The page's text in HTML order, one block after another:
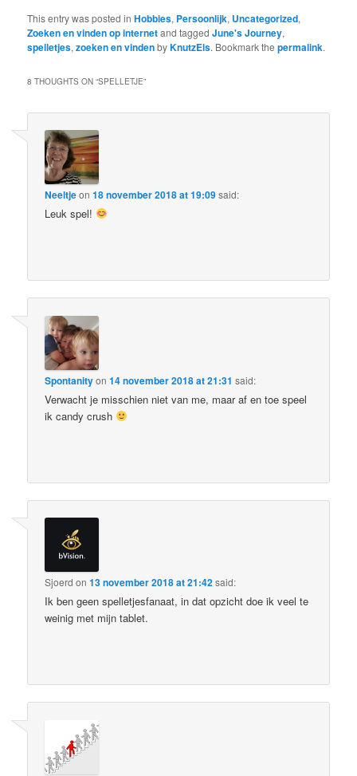
This entry was posted inHobbies, Persoonlijk, Uncategorized,
Zoeken en vinden op internetand taggedJune's Journey,
spelletjes,zoeken en vindenbyKnutzEls. Bookmark thepermalink.
8 THOUGHTS ON “SPELLETJE”
Neeltjeon18 november 2018 at 19:09said:
Leuk spel!
Spontanityon14 november 2018 at 21:31 said:
Verwacht je misschien niet van me, maar af en toe speel
ik candy crush
Sjoerd on13 november 2018 at 21:42said:
Ik ben geen spelletjesfanaat, in dat opzicht doe ik veel te
weinig met mijn tablet.